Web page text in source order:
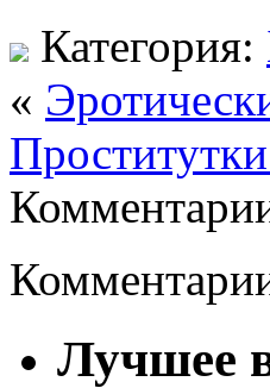
Категория:
«
Лучшее